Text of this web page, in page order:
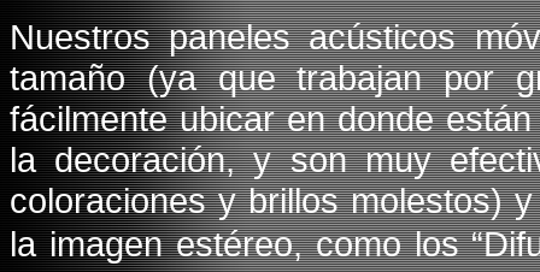
Nuestros paneles acústicos
tamaño (ya que trabajan por
fácilmente ubicar en donde
la decoración, y son muy
coloraciones y brillos molestos)
la imagen estéreo, como los